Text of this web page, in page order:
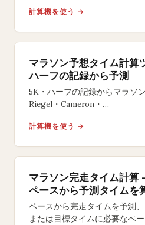
水分補給プランを即座に算出で
計算機を使う →
マラソン予想タイム計算
ハーフの記録から予測
5K・ハーフの記録からマラソ
Riegel・Cameron・
距離別ペースも確認できる無料
計算機を使う →
マラソン完走タイム計算
ペースから予測タイムを
ペースから完走タイムを予測、
または目標タイムに必要なペ